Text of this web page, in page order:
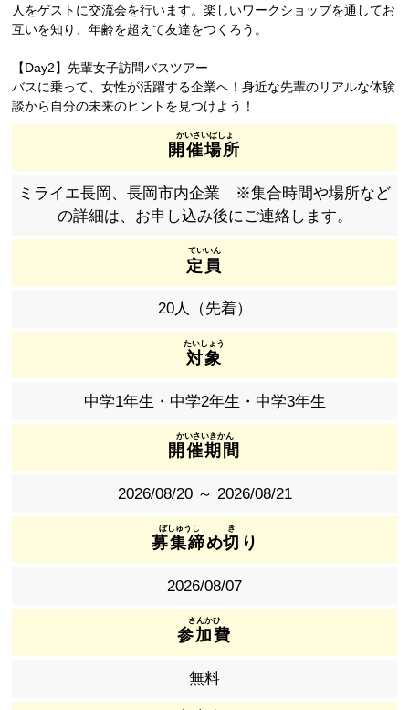
人をゲストに交流会を行います。楽しいワークショップを通してお
互いを知り、年齢を超えて友達をつくろう。
【Day2】先輩女子訪問バスツアー
バスに乗って、女性が活躍する企業へ！身近な先輩のリアルな体験
談から自分の未来のヒントを見つけよう！
開催場所
ミライエ長岡、長岡市内企業 ※集合時間や場所など
の詳細は、お申し込み後にご連絡します。
定員
20人（先着）
対象
中学1年生・中学2年生・中学3年生
開催期間
2026/08/20 ～ 2026/08/21
募集締め切 り
2026/08/07
参加費
無料